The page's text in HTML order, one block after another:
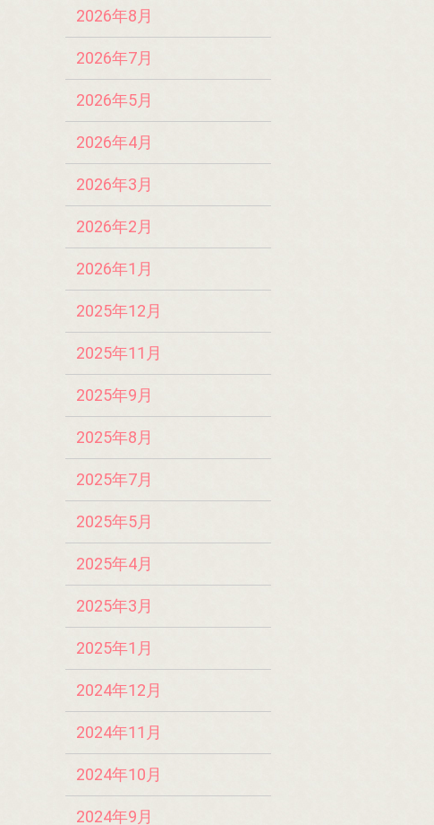
2026年8月
2026年7月
2026年5月
2026年4月
2026年3月
2026年2月
2026年1月
2025年12月
2025年11月
2025年9月
2025年8月
2025年7月
2025年5月
2025年4月
2025年3月
2025年1月
2024年12月
2024年11月
2024年10月
2024年9月